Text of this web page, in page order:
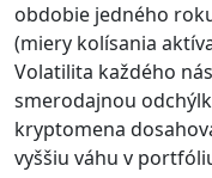
obdobie jedného
(miery kolísania
Volatilita každého
smerodajnou
kryptomena
vyššiu váhu v